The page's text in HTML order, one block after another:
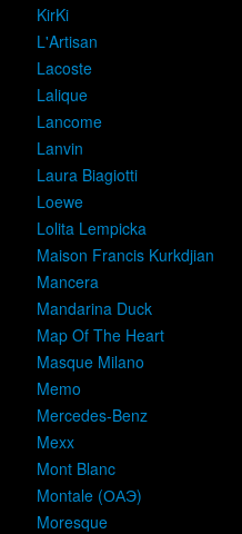
KirKi
L'Artisan
Lacoste
Lalique
Lancome
Lanvin
Laura Biagiotti
Loewe
Lolita Lempicka
Maison Francis Kurkdjian
Mancera
Mandarina Duck
Map Of The Heart
Masque Milano
Memo
Mercedes-Benz
Mexx
Mont Blanc
Montale (ОАЭ)
Moresque